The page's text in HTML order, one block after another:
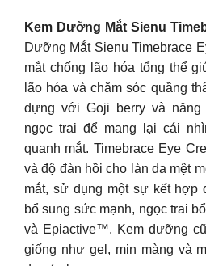
Kem Dưỡng Mắt Sienu
Dưỡng Mắt Sienu Timebrace
mắt chống lão hóa tổng thể
lão hóa và chăm sóc quầng
dựng với Goji berry và
ngọc trai để mang lại cái
quanh mắt. Timebrace Eye
và độ đàn hồi cho làn da mệt
mắt, sử dụng một sự kết hợp
bổ sung sức mạnh, ngọc trai
và Epiactive™. Kem dưỡng
giống như gel, mịn màng và